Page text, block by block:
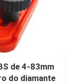
de 4-83mm
do diamante